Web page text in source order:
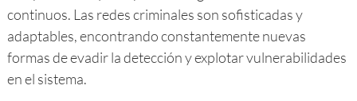
continuos. Las redes criminales son sofisticadas y
adaptables, encontrando constantemente nuevas
formas de evadir la detección y explotar vulnerabilidades
en el sistema.